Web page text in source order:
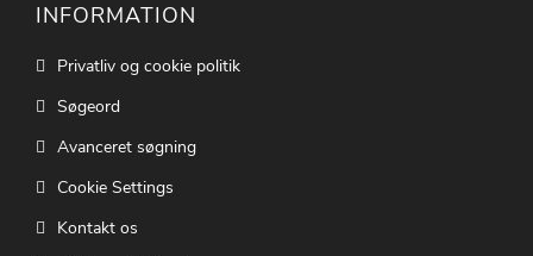
INFORMATION
Privatliv og cookie politik
Søgeord
Avanceret søgning
Cookie Settings
Kontakt os